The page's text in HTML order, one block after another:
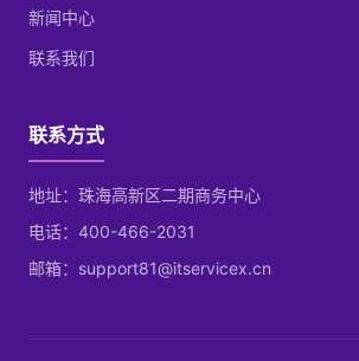
新闻中心
联系我们
联系方式
地址：珠海高新区二期商务中心
电话：400-466-2031
邮箱：support81@itservicex.cn